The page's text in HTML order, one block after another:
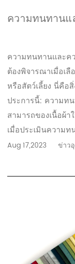
ความทนทานแ
ความทนทานและค
ต้องพิจารณาเมื่อเลื
หรือสัตว์เลี้ยง นี่คือ
ประการนี้: ความท
สามารถของเนื้อผ้า
เมื่อประเมินความท
Aug 17,2023
ข่าว